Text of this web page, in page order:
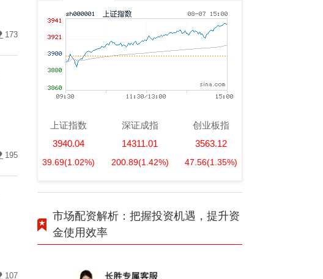
173
195
107
上证指数
3940.04
39.69(1.02%)
深证成指
14311.01
200.89(1.42%)
创业板指
3563.12
47.56(1.35%)
市场配资解析：把握投资机遇，提升资
金使用效率